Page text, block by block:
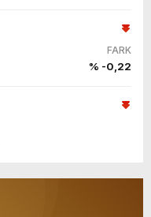
FARK
% -0,22